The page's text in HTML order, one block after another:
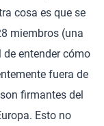
cosa es que se
miembros (una
entender cómo
fuera de
firmantes del
Esto no